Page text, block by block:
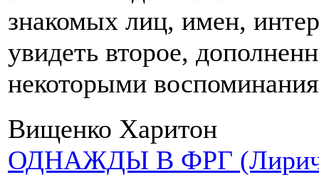
знакомых лиц, имен,
увидеть второе,
некоторыми
Вищенко Харитон
ОДНАЖДЫ В ФРГ